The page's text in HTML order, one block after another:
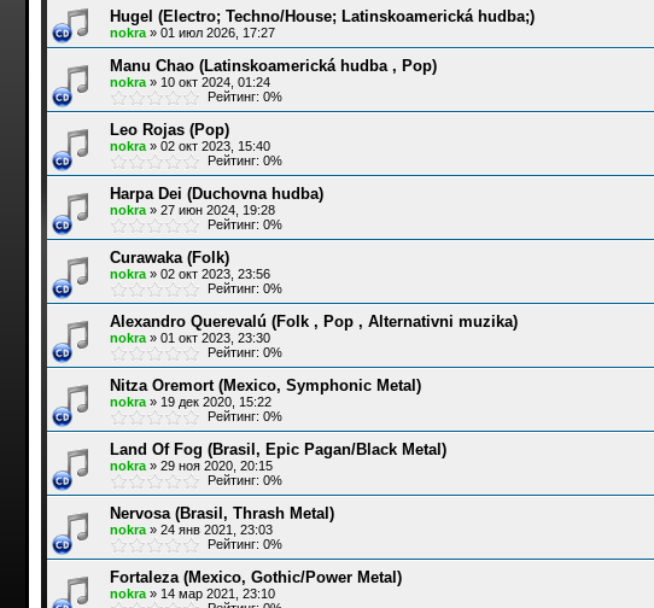
Hugel (Electro; Techno/House; Latinskoamerická hudba;)
nokra» 01 июл 2026, 17:27
Manu Chao (Latinskoamerická hudba , Pop)
nokra» 10 окт 2024, 01:24
Рейтинг: 0%
Leo Rojas (Pop)
nokra» 02 окт 2023, 15:40
Рейтинг: 0%
Harpa Dei (Duchovna hudba)
nokra» 27 июн 2024, 19:28
Рейтинг: 0%
Curawaka (Folk)
nokra» 02 окт 2023, 23:56
Рейтинг: 0%
Alexandro Querevalú (Folk , Pop , Alternativni muzika)
nokra» 01 окт 2023, 23:30
Рейтинг: 0%
Nitza Oremort (Mexico, Symphonic Metal)
nokra» 19 дек 2020, 15:22
Рейтинг: 0%
Land Of Fog (Brasil, Epic Pagan/Black Metal)
nokra» 29 ноя 2020, 20:15
Рейтинг: 0%
Nervosa (Brasil, Thrash Metal)
nokra» 24 янв 2021, 23:03
Рейтинг: 0%
Fortaleza (Mexico, Gothic/Power Metal)
nokra» 14 мар 2021, 23:10